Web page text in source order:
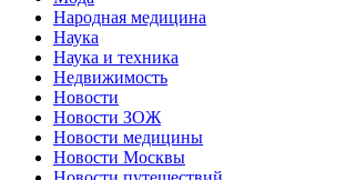
Народная медицина
Наука
Наука и техника
Недвижимость
Новости
Новости ЗОЖ
Новости медицины
Новости Москвы